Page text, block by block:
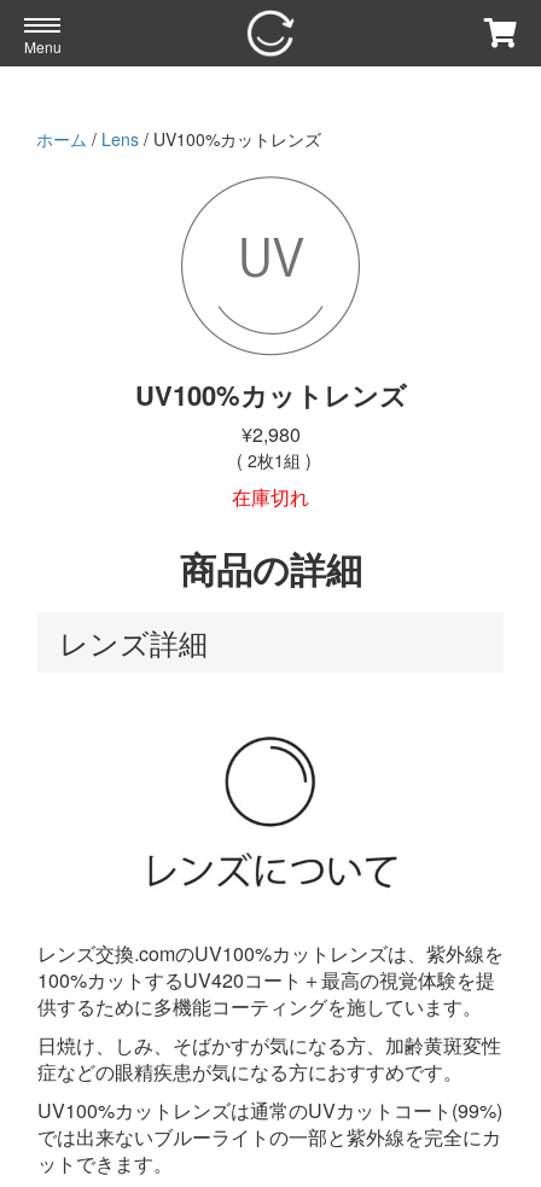
Menu
ホーム / Lens / UV100%カットレンズ
UV100%カットレンズ
¥2,980
在庫切れ
商品の詳細
レンズ詳細
レンズ交換.comのUV100%カットレンズは、紫外線を
100%カットするUV420コート＋最高の視覚体験を提
供するために多機能コーティングを施しています。
日焼け、しみ、そばかすが気になる方、加齢黄斑変性
症などの眼精疾患が気になる方におすすめです。
UV100%カットレンズは通常のUVカットコート(99%)
では出来ないブルーライトの一部と紫外線を完全にカ
ットできます。